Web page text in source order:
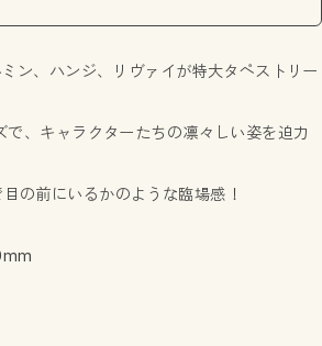
ン、ハンジ、リヴァイが特大タペストリー
で、キャラクターたちの凛々しい姿を迫力
の前にいるかのような臨場感！